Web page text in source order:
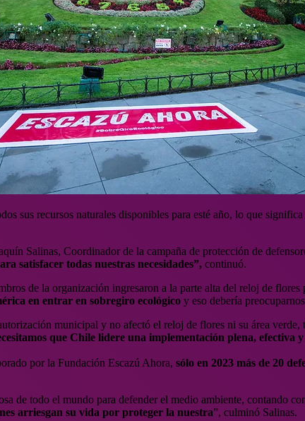
sus recursos naturales disponibles para esté año, lo que
Salinas, Coordinador de la campaña de protección de
satisfacer todas nuestras necesidades”, continuó.
de la organización ingresaron a la parte alta del reloj de
en entrar en sobregiro ecológico y eso debería
municipal y no afectó el reloj de flores ni su área
que Chile lidere una implementación plena, efectiva
por la Fundación Escazú Ahora, sólo en 2023 más de 20
de todo el mundo para defender el medio ambiente, contando
arriesgan su vida por proteger la nuestra”, culminó Salinas.